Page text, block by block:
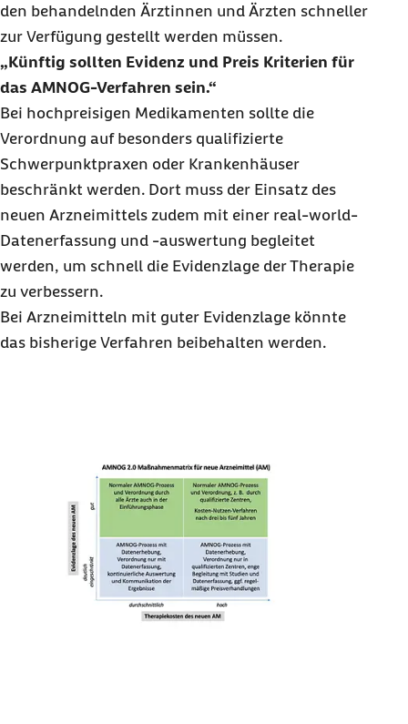
den behandelnden Ärztinnen und Ärzten schneller
zur Verfügung gestellt werden müssen.
Künftig sollten Evidenz und Preis Kriterien für
das AMNOG-Verfahren sein.
Bei hochpreisigen Medikamenten sollte die
Verordnung auf besonders qualifizierte
Schwerpunktpraxen oder Krankenhäuser
beschränkt werden. Dort muss der Einsatz des
neuen Arzneimittels zudem mit einer real-world-
Datenerfassung und -auswertung begleitet
werden, um schnell die Evidenzlage der Therapie
zu verbessern.
Bei Arzneimitteln mit guter Evidenzlage könnte
das bisherige Verfahren beibehalten werden.